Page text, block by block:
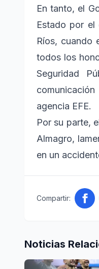
En tanto, el
Estado por el
Ríos, cuando
todos los
Seguridad
agencia EFE.
Por su parte,
Almagro,
en un
Compartir:
Noticias